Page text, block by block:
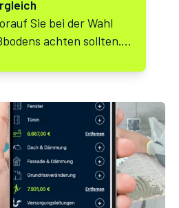
Sie bei der Wahl
achten sollten.
und Preis
Sie unseren